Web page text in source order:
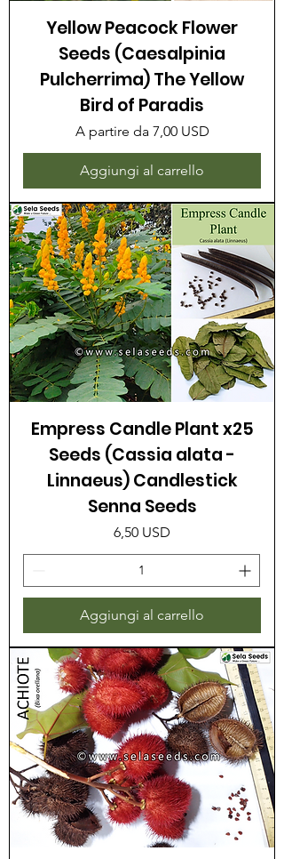
Yellow Peacock Flower
Seeds (Caesalpinia
Pulcherrima) The Yellow
Bird of Paradis
A partire da 7,00 USD
Prezzo scontato
Aggiungi al carrello
Empress Candle Plant x25
Seeds (Cassia alata -
Linnaeus) Candlestick
Senna Seeds
Prezzo
6,50 USD
Aggiungi al carrello